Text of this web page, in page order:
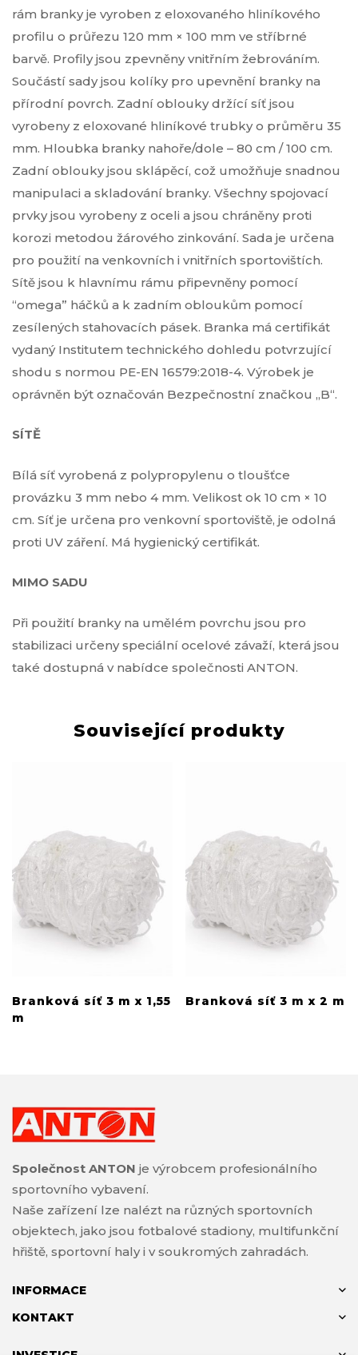
rám branky je vyroben z eloxovaného hliníkového
profilu o průřezu 120 mm × 100 mm ve stříbrné
barvě. Profily jsou zpevněny vnitřním žebrováním.
Součástí sady jsou kolíky pro upevnění branky na
přírodní povrch. Zadní oblouky držící síť jsou
vyrobeny z eloxované hliníkové trubky o průměru 35
mm. Hloubka branky nahoře/dole – 80 cm / 100 cm.
Zadní oblouky jsou sklápěcí, což umožňuje snadnou
manipulaci a skladování branky. Všechny spojovací
prvky jsou vyrobeny z oceli a jsou chráněny proti
korozi metodou žárového zinkování. Sada je určena
pro použití na venkovních i vnitřních sportovištích.
Sítě jsou k hlavnímu rámu připevněny pomocí
“omega” háčků a k zadním obloukům pomocí
zesílených stahovacích pásek. Branka má certifikát
vydaný Institutem technického dohledu potvrzující
shodu s normou PE-EN 16579:2018-4. Výrobek je
oprávněn být označován Bezpečnostní značkou „B“.
SÍTĚ
Bílá síť vyrobená z polypropylenu o tloušťce
provázku 3 mm nebo 4 mm. Velikost ok 10 cm × 10
cm. Síť je určena pro venkovní sportoviště, je odolná
proti UV záření. Má hygienický certifikát.
MIMO SADU
Při použití branky na umělém povrchu jsou pro
stabilizaci určeny speciální ocelové závaží, která jsou
také dostupná v nabídce společnosti ANTON.
Související produkty
Branková síť 3 m x 1,55
m
Branková síť 3 m x 2 m
Společnost ANTON je výrobcem profesionálního
sportovního vybavení.
Naše zařízení lze nalézt na různých sportovních
objektech, jako jsou fotbalové stadiony, multifunkční
hřiště, sportovní haly i v soukromých zahradách.
INFORMACE
KONTAKT